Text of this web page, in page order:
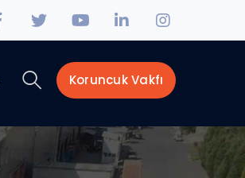
Facebook
Profile
Twitter
Profile
Youtube
Profile
LinkedIn
ProfileProfile
Koruncuk Vakfı